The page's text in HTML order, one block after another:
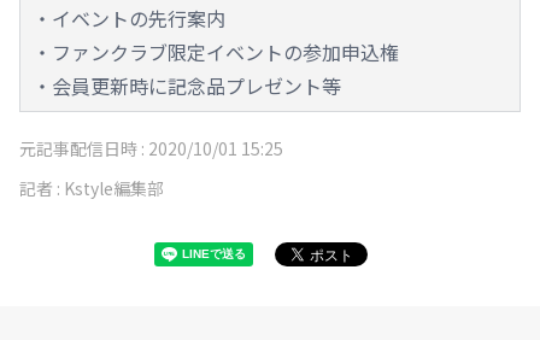
・イベントの先行案内
・ファンクラブ限定イベントの参加申込権
・会員更新時に記念品プレゼント等
元記事配信日時 : 2020/10/01 15:25
記者 : Kstyle編集部